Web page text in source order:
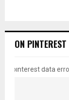
ON PINTEREST
pinterest data